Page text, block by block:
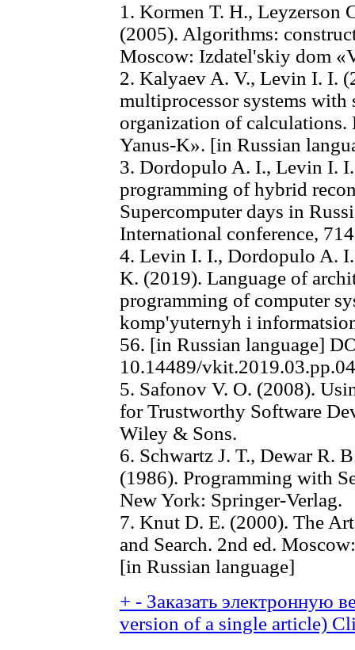
1. Kormen T. H., Leyzerson
(2005). Algorithms:
Moscow: Izdatel'skiy dom
2. Kalyaev A. V., Levin I. I.
multiprocessor systems
organization of
Yanus-K». [in Russian
3. Dordopulo A. I., Levin I.
programming of hybrid
Supercomputer days in
International conference,
4. Levin I. I., Dordopulo A.
K. (2019). Language of
programming of computer
komp'yuternyh i
56. [in Russian language]
10.14489/
5. Safonov V. O. (2008).
for Trustworthy Software
Wiley & Sons.
6. Schwartz J. T., Dewar R.
(1986). Programming with
New York: Springer-Verlag.
7. Knut D. E. (2000). The
and Search. 2nd ed.
[in Russian language]
+ - Заказать электронную
version of a single article)